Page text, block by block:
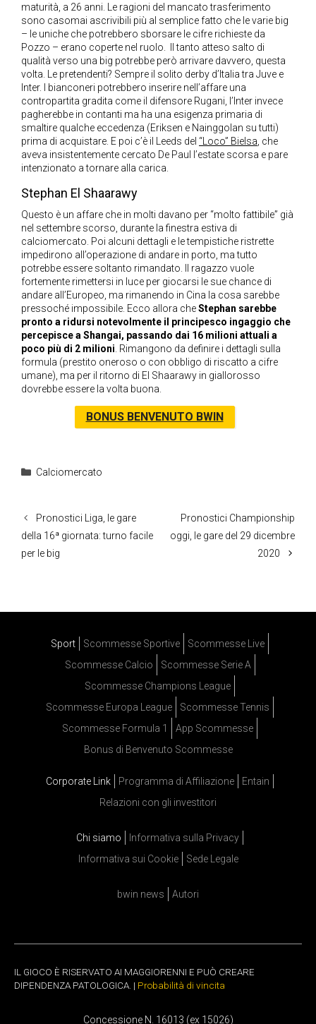
maturità, a 26 anni. Le ragioni del mancato trasferimento
sono casomai ascrivibili più al semplice fatto che le varie big
– le uniche che potrebbero sborsare le cifre richieste da
Pozzo – erano coperte nel ruolo. Il tanto atteso salto di
qualità verso una big potrebbe però arrivare davvero, questa
volta. Le pretendenti? Sempre il solito derby d’Italia tra Juve e
Inter. I bianconeri potrebbero inserire nell’affare una
contropartita gradita come il difensore Rugani, l’Inter invece
pagherebbe in contanti ma ha una esigenza primaria di
smaltire qualche eccedenza (Eriksen e Nainggolan su tutti)
prima di acquistare. E poi c’è il Leeds del “Loco” Bielsa , che
aveva insistentemente cercato De Paul l’estate scorsa e pare
intenzionato a tornare alla carica.
Stephan El Shaarawy
Questo è un affare che in molti davano per “molto fattibile” già
nel settembre scorso, durante la finestra estiva di
calciomercato. Poi alcuni dettagli e le tempistiche ristrette
impedirono all’operazione di andare in porto, ma tutto
potrebbe essere soltanto rimandato. Il ragazzo vuole
fortemente rimettersi in luce per giocarsi le sue chance di
andare all’Europeo, ma rimanendo in Cina la cosa sarebbe
pressoché impossibile. Ecco allora cheStephan sarebbe
pronto a ridursi notevolmente il principesco ingaggio che
percepisce a Shangai, passando dai 16 milioni attuali a
poco più di 2 milioni . Rimangono da definire i dettagli sulla
formula (prestito oneroso o con obbligo di riscatto a cifre
umane), ma per il ritorno di El Shaarawy in giallorosso
dovrebbe essere la volta buona.
BONUS BENVENUTO BWIN
Categorie
Calciomercato
Pronostici Liga, le gare
della 16ª giornata: turno facile
per le big
Pronostici Championship
oggi, le gare del 29 dicembre
2020
Sport Scommesse Sportive
Scommesse Live
Scommesse Calcio
Scommesse Serie A
Scommesse Champions League
Scommesse Europa League
Scommesse Tennis
Scommesse Formula 1
App Scommesse
Bonus di Benvenuto Scommesse
Corporate Link Programma di Affiliazione
Entain
Relazioni con gli investitori
Chi siamo
Informativa sulla Privacy
Informativa sui Cookie
Sede Legale
bwin news Autori
IL GIOCO È RISERVATO AI MAGGIORENNI E PUÒ CREARE
DIPENDENZA PATOLOGICA. | Probabilità di vincita
Concessione N. 16013 (ex 15026)